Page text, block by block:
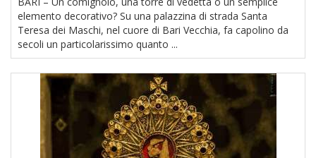
elemento decorativo? Su una palazzina di strada Santa
Teresa dei Maschi, nel cuore di Bari Vecchia, fa capolino da
secoli un particolarissimo quanto ...